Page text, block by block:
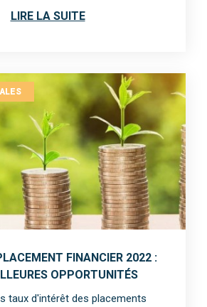
LIRE LA SUITE
FINANCIER 2022 :
OPPORTUNITÉS
taux d'intérêt des placements